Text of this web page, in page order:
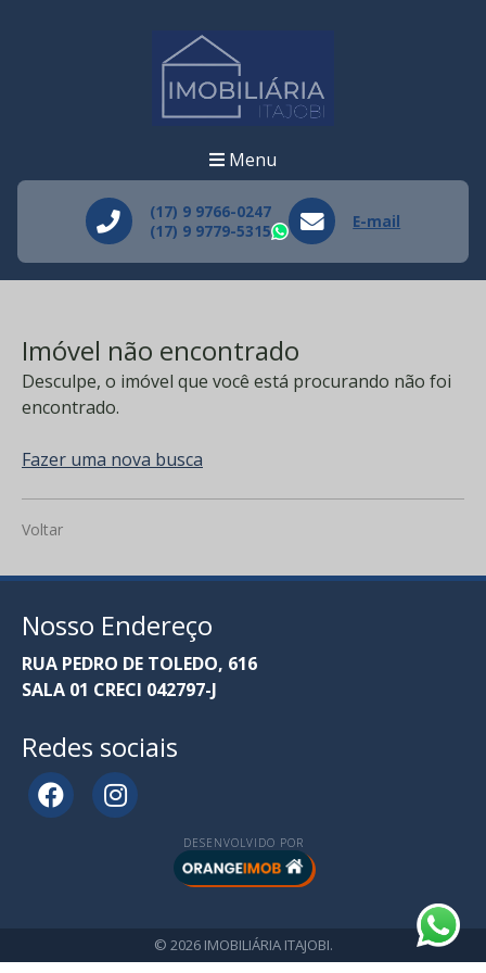
Menu
(17) 9 9766-0247
(17) 9 9779-5315
WhatsApp
E-mail
Imóvel não encontrado
Desculpe, o imóvel que você está procurando não foi
encontrado.
Fazer uma nova busca
Voltar
Nosso Endereço
RUA PEDRO DE TOLEDO, 616
SALA 01 CRECI 042797-J
Redes sociais
DESENVOLVIDO POR
© 2026 IMOBILIÁRIA ITAJOBI.